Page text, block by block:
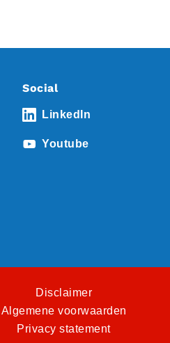
Social
LinkedIn
Youtube
Disclaimer
Algemene voorwaarden
Privacy statement